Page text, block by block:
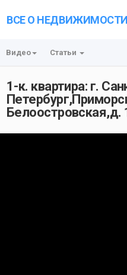
ВСЕ О НЕДВИЖИМОСТИ
Видео Статьи
1-к. квартира: г.
Белоостровская,д.